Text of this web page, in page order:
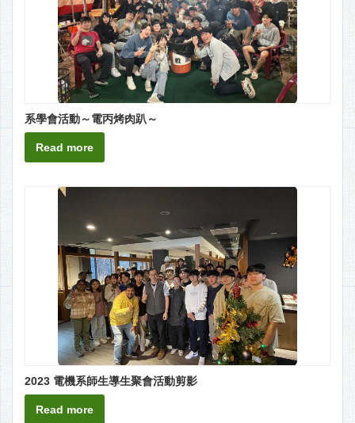
系學會活動～電丙烤肉趴～
Read more
2023 電機系師生導生聚會活動剪影
Read more